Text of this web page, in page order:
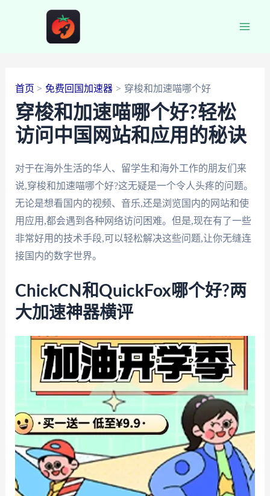
首页 免费回国加速器 穿梭和加速喵哪个好
穿梭和加速喵哪个好?轻松
访问中国网站和应用的秘诀
对于在海外生活的华人、留学生和海外工作的朋友们来
说,穿梭和加速喵哪个好?这无疑是一个令人头疼的问题。
无论是想看国内的视频、音乐,还是浏览国内的网站和使
用应用,都会遇到各种网络访问困难。但是,现在有了一些
非常好用的技术手段,可以轻松解决这些问题,让你无缝连
接国内的数字世界。
ChickCN和QuickFox哪个好?两
大加速神器横评